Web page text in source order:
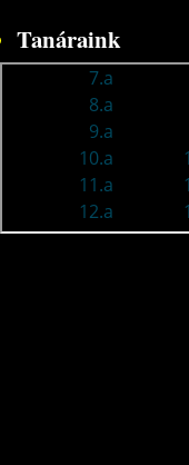
Tanáraink